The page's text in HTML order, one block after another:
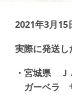
2021年3月
実際に発送
・宮城県 Ｊ
ガーベラ